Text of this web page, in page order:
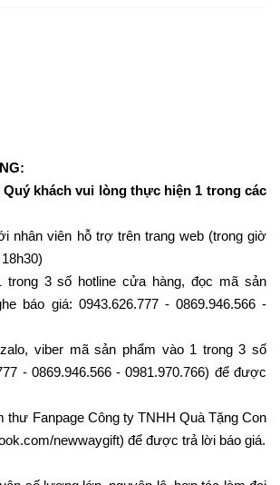
khách vui lòng thực hiện 1 trong các
nhân viên hỗ trợ trên trang web (trong giờ
3 số hotline cửa hàng, đọc mã sản
báo giá: 0943.626.777 - 0869.946.566 -
viber mã sản phẩm vào 1 trong 3 số
- 0869.946.566 - 0981.970.766) để được
thư Fanpage Công ty TNHH Quà Tặng Con
newwaygift) để được trả lời báo giá.